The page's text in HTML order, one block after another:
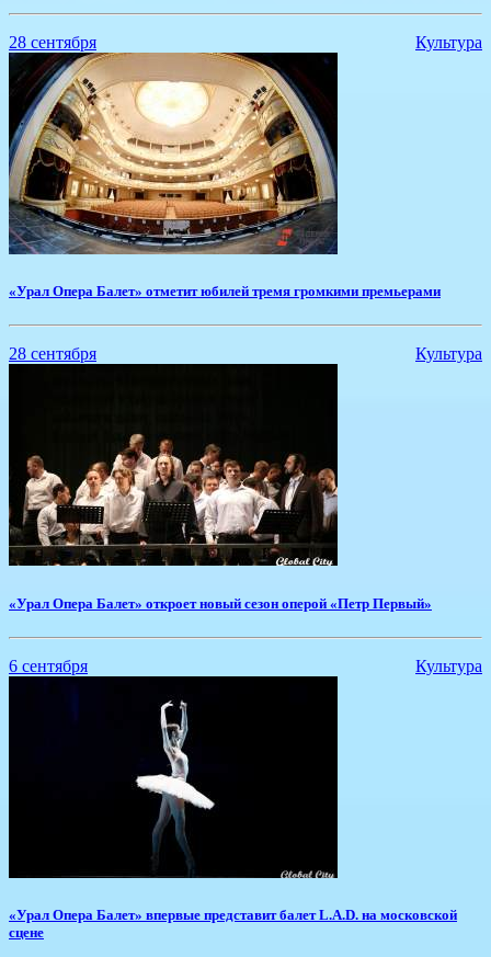
28 сентября Культура
«Урал Опера Балет» отметит юбилей тремя громкими премьерами
28 сентября Культура
«Урал Опера Балет» откроет новый сезон оперой «Петр Первый»
6 сентября Культура
«Урал Опера Балет» впервые представит балет L.A.D. на московской
сцене